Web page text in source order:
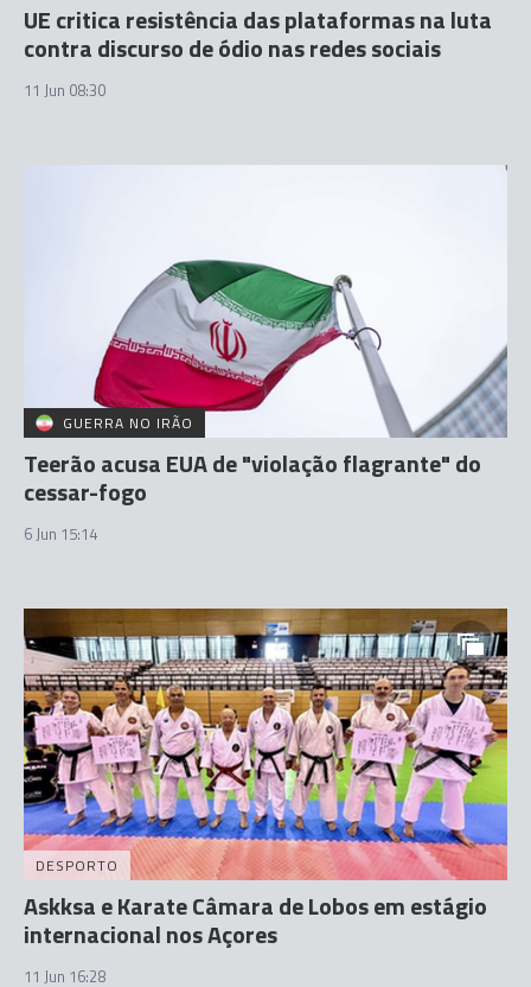
UE critica resistência das plataformas na luta
contra discurso de ódio nas redes sociais
11 Jun 08:30
GUERRA NO IRÃO
Teerão acusa EUA de "violação flagrante" do
cessar-fogo
6 Jun 15:14
DESPORTO
Askksa e Karate Câmara de Lobos em estágio
internacional nos Açores
11 Jun 16:28